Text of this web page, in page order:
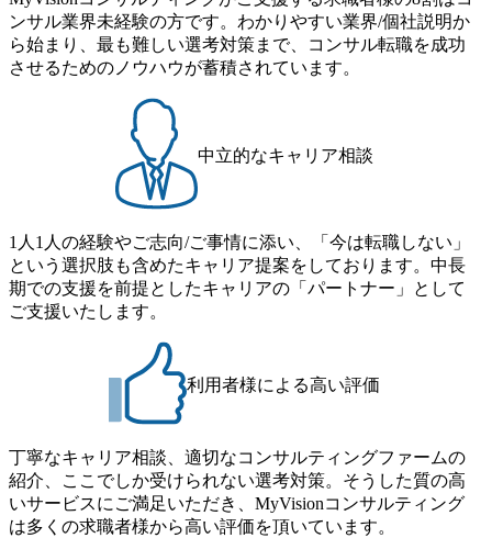
Xspear Consultingが、東京都港区の行政手続き100%デジタル
化を支援 (https://www.afpbb.com/articles/-/3520247) 【未経験
者】 ・年収UPでのオファー ・ワンプールで様々なインダ
流工程、先端技術を学べる環境 【コンサルファーム経験
者】 ・専門領域に軸足を置きながら、他領域にもチャレン
ジできる環境 ・タイトルアップでのオファー ・現職ファー
ムより高いオファー年収 ・実力主義でプロモーションでき
る（ダブルスキップもあり） ・週に1度のアサインｍｔｇで
果、なりたいキャリアを反映できるｐｊにアサインしても
らえる ・シンプレクスというテクノロジーに強い部隊がい
るため、エンジニアの視点からも協業しクライアントへ価
値提供できる ・デリバリー中心の案件もあればセールス中
心の案件もあり、個々の裁量や得意領域に合わせた売り上
げの立て方を選べる ここ1年で社員数60名⇒100名超、売上
今期18億円⇒来期30億円（いずれも約170％アップ）と急成
長中のファームである また、成長中ファームのため優秀な
上司の近くで働けるチャンスも多い(ボストン・コンサルテ
ィング・グループ出身者等 (https://www.xspear.co.jp/member/ta
keto_kajita/)） 多様なメンバー、多様なプロジェクトによる
自己成長機会が多く、新たなチャレンジが可能 100名規模に
も関わらず、外資系戦略コンサルティングファームや総合
可能 子の看護休暇： 子1人につき5日まで取得でき、1時間
単位で取得することも可能 家族看護休暇： 5日まで取得で
き、1時間単位で取得することも可能 【独身寮、住宅手当制
度など】 独身寮：富山事業所の近くに、白風寮と青風寮の2
つの寮があり、以下の入居基準を満たす方が入居可能で
す。 ＜入居基準＞ ・満33歳までの独身者 ・自宅から勤務地
までの通勤総時間が2時間を超えること 住宅手当： 本社の
近くには独身寮や社宅等が無いため、条件を満たす方には
住宅手当を支給します。 また、独身寮は男性のみの入居と
なるため、入居基準を満たす女性には住宅手当を支給しま
す。 住宅手当は、一般賃貸物件を従業員が契約し、規程で
定める金額を会社が支払います。 その他： 採用時や転勤等
による引っ越し費用は、会社が負担します。 2026年8月18日
(火) 19:00～20:00 2026年8月13日(木) 16:00 応募をご検討され
ている方を対象に、会社説明会を実施予定です。 ● 求人名
・【富山】半導体製造装置の生産エンジニア(製造・生産工
程の管理業務) ※主任候補・リーダークラス ・【砺波】半
導体製造装置の生産エンジニア(製造・生産工程の管理業務)
※顔出しは不要です。ご質問頂く際のみ、顔出ししていた
だければと存じます。
ンサル業界未経験の方です。わかりやすい業界/個社説明か
ら始まり、最も難しい選考対策まで、コンサル転職を成功
させるためのノウハウが蓄積されています。
中立的なキャリア相談
1人1人の経験やご志向/ご事情に添い、「今は転職しない」
という選択肢も含めたキャリア提案をしております。中長
期での支援を前提としたキャリアの「パートナー」として
ご支援いたします。
利用者様による高い評価
丁寧なキャリア相談、適切なコンサルティングファームの
紹介、ここでしか受けられない選考対策。そうした質の高
いサービスにご満足いただき、MyVisionコンサルティング
は多くの求職者様から高い評価を頂いています。